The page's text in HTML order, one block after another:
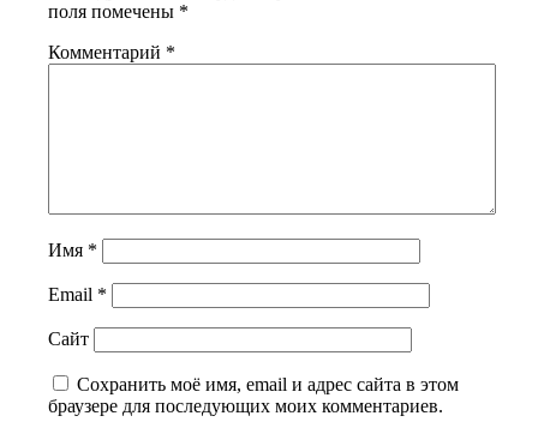
поля помечены *
Комментарий *
Имя *
Email *
Сайт
Сохранить моё имя, email и адрес сайта в этом
браузере для последующих моих комментариев.